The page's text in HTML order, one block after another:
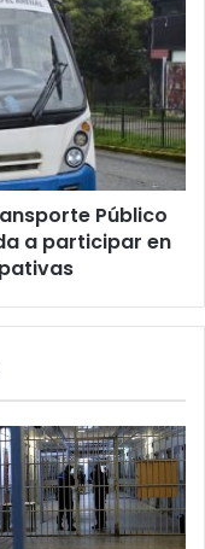
Público
a participar en